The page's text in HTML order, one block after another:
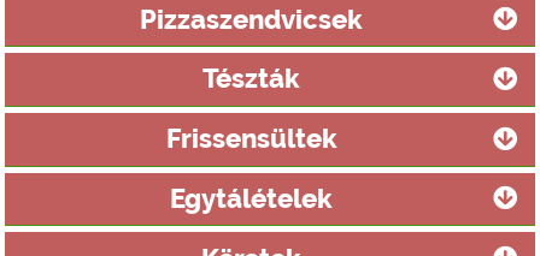
Pizzaszendvicsek
Tészták
Frissensültek
Egytálételek